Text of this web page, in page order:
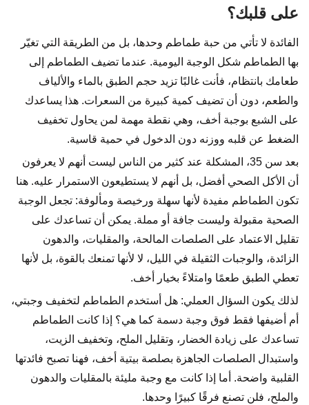
على قلبك؟
الفائدة لا تأتي من حبة طماطم وحدها، بل من الطريقة التي تغيّر
بها الطماطم شكل الوجبة اليومية. عندما تضيف الطماطم إلى
طعامك بانتظام، فأنت غالبًا تزيد حجم الطبق بالماء والألياف
والطعم، دون أن تضيف كمية كبيرة من السعرات. هذا يساعدك
على الشبع بوجبة أخف، وهي نقطة مهمة لمن يحاول تخفيف
الضغط عن قلبه ووزنه دون الدخول في حمية قاسية.
بعد سن 35، المشكلة عند كثير من الناس ليست أنهم لا يعرفون
أن الأكل الصحي أفضل، بل أنهم لا يستطيعون الاستمرار عليه. هنا
تكون الطماطم مفيدة لأنها سهلة ورخيصة ومألوفة: تجعل الوجبة
الصحية مقبولة وليست جافة أو مملة. يمكن أن تساعدك على
تقليل الاعتماد على الصلصات المالحة، والمقليات، والدهون
الزائدة، والوجبات الثقيلة في الليل، لا لأنها تمنعك بالقوة، بل لأنها
تعطي الطبق طعمًا وامتلاءً بخيار أخف.
لذلك يكون السؤال العملي: هل أستخدم الطماطم لتخفيف وجبتي،
أم أضيفها فقط فوق وجبة دسمة كما هي؟ إذا كانت الطماطم
تساعدك على زيادة الخضار، وتقليل الملح، وتخفيف الزيت،
واستبدال الصلصات الجاهزة بصلصة بيتية أخف، فهنا تصبح فائدتها
القلبية واضحة. أما إذا كانت مع وجبة مليئة بالمقليات والدهون
والملح، فلن تصنع فرقًا كبيرًا وحدها.